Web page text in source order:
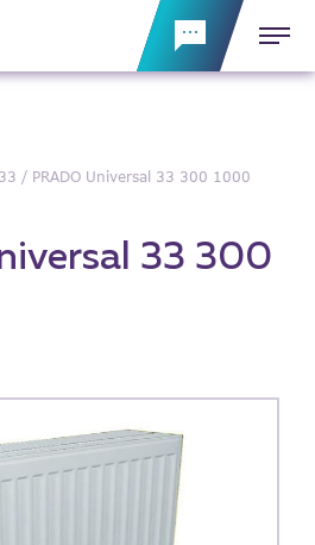
PRADO Universal 33 300 1000
33 300